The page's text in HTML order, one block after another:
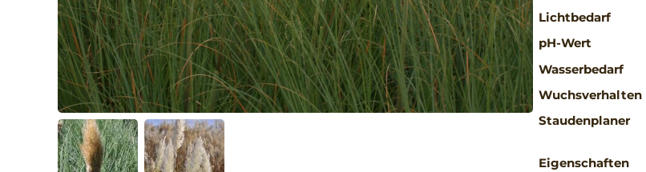
Lichtbedarf
pH-Wert
Wasserbedarf
Wuchsverhalten
Staudenplaner
Eigenschaften